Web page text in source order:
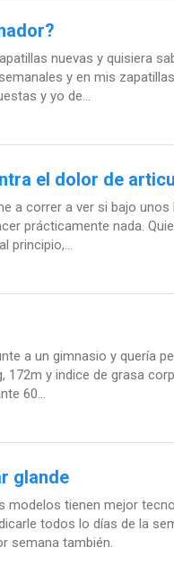
nuevas y quisiera
y en mis
y yo de...
el dolor de
a correr a ver si bajo
prácticamente nada.
principio,...
a un gimnasio y quería
172m y indice de grasa
60...
glande
modelos tienen mejor
todos lo días de la
semana también.